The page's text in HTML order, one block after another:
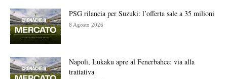
PSG rilancia per Suzuki: l’offerta sale a 35 milioni
8 Agosto 2026
Napoli, Lukaku apre al Fenerbahce: via alla
trattativa